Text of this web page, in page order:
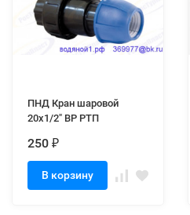
ПНД Кран шаровой
20х1/2" ВР РТП
250 ₽
В корзину